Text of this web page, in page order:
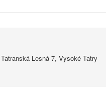
Lesná 7, Vysoké Tatry